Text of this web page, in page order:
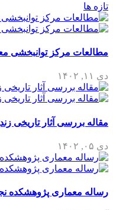
تازه ها
مطالعات مرکز توانبخشی
دی ۱۱, ۱۴۰۲
مقاله بررسی آثار تاریخی زندیه ( 36
دی ۰۵, ۱۴۰۲
رساله معماری پژوهشکده